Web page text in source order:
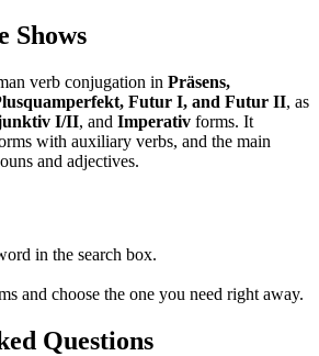
Shows
verb conjugation in Präsens,
Futur I, and Futur II, as
I/II, and Imperativ forms. It
with auxiliary verbs, and the main
and adjectives.
in the search box.
and choose the one you need right away.
Questions